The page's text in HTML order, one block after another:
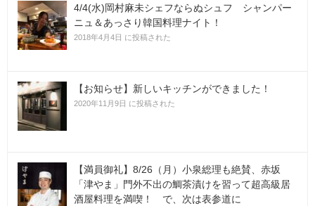
4/4(水)岡村麻未シェフならぬシュフ シャンパー
ニュ＆あっさり韓国料理ナイト！
2018年4月4日 に投稿された
【お知らせ】新しいキッチンができました！
2020年11月9日 に投稿された
【満員御礼】8/26（月）小泉総理も絶賛、赤坂
「津やま」門外不出の鯛茶漬けを習って超高級居
酒屋料理を満喫！ で、次は表参道に